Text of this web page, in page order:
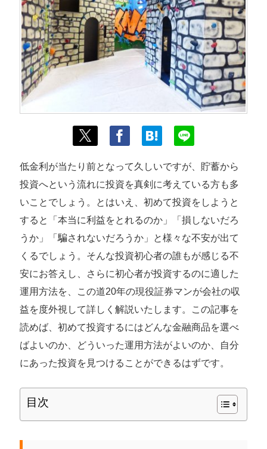
低金利が当たり前となって久しいですが、貯蓄から
投資へという流れに投資を真剣に考えている方も多
いことでしょう。とはいえ、初めて投資をしようと
すると「本当に利益をとれるのか」「損しないだろ
うか」「騙されないだろうか」と様々な不安が出て
くるでしょう。そんな投資初心者の誰もが感じる不
安にお答えし、さらに初心者が投資するのに適した
運用方法を、この道20年の現役証券マンが会社の収
益を度外視して詳しく解説いたします。この記事を
読めば、初めて投資するにはどんな金融商品を選べ
ばよいのか、どういった運用方法がよいのか、自分
にあった投資を見つけることができるはずです。
目次